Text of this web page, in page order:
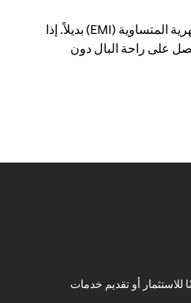
يمكن أن يؤدي الدفع مقابل عمليات شراء كبيرة في معاملة واحدة إلى إحداث فجوة في ميزانيتك الشهرية - وإرهاقك. تقدم خطط الأقساط الشهرية المتساوية (EMI) بديلاً. إذا
على راحة البال دون
للاستثمار أو تقديم خدمات